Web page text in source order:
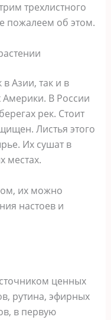
трехлистного
пожалеем об этом.
Азии, так и в
Америки. В России
рек. Стоит
Листья этого
Их сушат в
местах.
их можно
настоев и
ценных
рутина, эфирных
в первую